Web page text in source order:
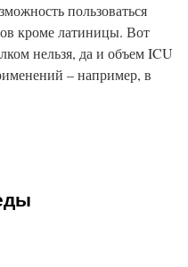
пользоваться
кроме латиницы. Вот
нельзя, да и объем ICU
– например, в